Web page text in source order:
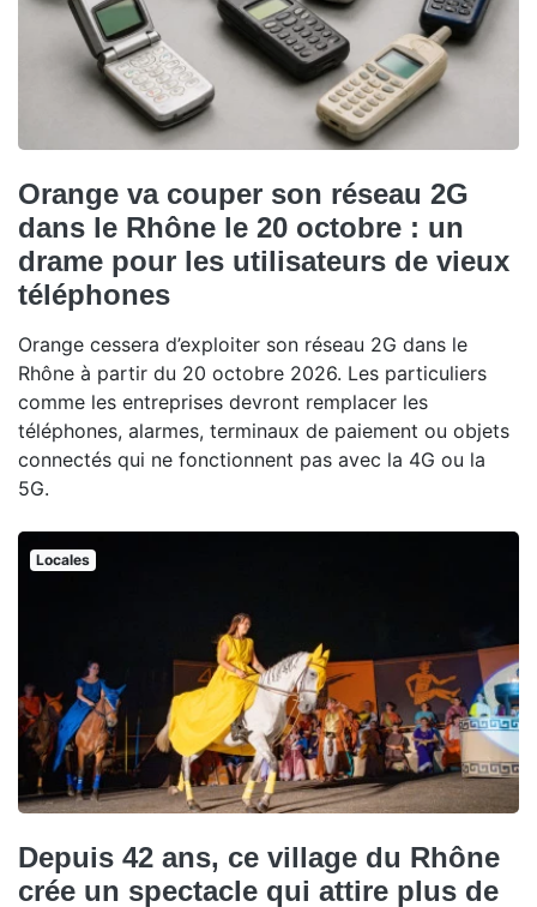
Orange va couper son réseau 2G
dans le Rhône le 20 octobre : un
drame pour les utilisateurs de vieux
téléphones
Orange cessera d’exploiter son réseau 2G dans le
Rhône à partir du 20 octobre 2026. Les particuliers
comme les entreprises devront remplacer les
téléphones, alarmes, terminaux de paiement ou objets
connectés qui ne fonctionnent pas avec la 4G ou la
5G.
Locales
Depuis 42 ans, ce village du Rhône
crée un spectacle qui attire plus de